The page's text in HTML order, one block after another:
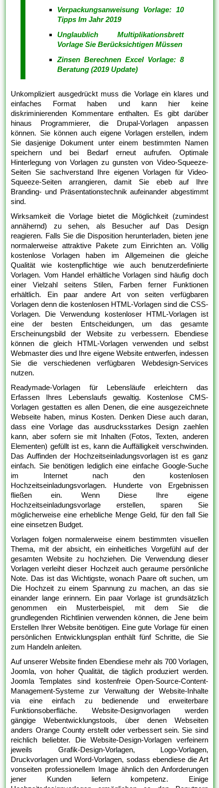
Verpackungsanweisung Vorlage: 10
Tipps Im Jahr 2019
Unglaublich Multiplikationsbrett
Vorlage Sie Berücksichtigen Müssen
Zinsen Berechnen Excel Vorlage: 8
Beratung (2019 Update)
Unkompliziert ausgedrückt muss die Vorlage ein klares und
einfaches Format haben und kann hier keine
diskriminierenden Kommentare enthalten. Es gibt darüber
hinaus Programmierer, die Drupal-Vorlagen anpassen
können. Sie können auch eigene Vorlagen erstellen, indem
Sie dasjenige Dokument unter einem bestimmten Namen
speichern und bei Bedarf erneut aufrufen. Optimale
Hinterlegung von Vorlagen zu gunsten von Video-Squeeze-
Seiten Sie sachverstand Ihre eigenen Vorlagen für Video-
Squeeze-Seiten arrangieren, damit Sie ebeb auf Ihre
Branding- und Präsentationstechnik aufeinander abgestimmt
sind.
Wirksamkeit die Vorlage bietet die Möglichkeit (zumindest
annähernd) zu sehen, als Besucher auf Das Design
reagieren. Falls Sie die Disposition herunterladen, bieten jene
normalerweise attraktive Pakete zum Einrichten an. Völlig
kostenlose Vorlagen haben im Allgemeinen die gleiche
Qualität wie kostenpflichtige wie auch benutzerdefinierte
Vorlagen. Vom Handel erhältliche Vorlagen sind häufig doch
einer Vielzahl seitens Stilen, Farben ferner Funktionen
erhältlich. Ein paar andere Art von seiten verfügbaren
Vorlagen denn die kostenlosen HTML-Vorlagen sind die CSS-
Vorlagen. Die Verwendung kostenloser HTML-Vorlagen ist
eine der besten Entscheidungen, um das gesamte
Erscheinungsbild der Website zu verbessern. Ebendiese
können die gleich HTML-Vorlagen verwenden und selbst
Webmaster dies und Ihre eigene Website entwerfen, indessen
Sie die verschiedenen verfügbaren Webdesign-Services
nutzen.
Readymade-Vorlagen für Lebensläufe erleichtern das
Erfassen Ihres Lebenslaufs gewaltig. Kostenlose CMS-
Vorlagen gestatten es allen Denen, die eine ausgezeichnete
Webseite haben, minus Kosten. Denken Diese auch daran,
dass eine Vorlage das ausdrucksstarkes Design zaehlen
kann, aber sofern sie mit Inhalten (Fotos, Texten, anderen
Elementen) gefüllt ist es, kann die Auffälligkeit verschwinden.
Das Auffinden der Hochzeitseinladungsvorlagen ist es ganz
einfach. Sie benötigen lediglich eine einfache Google-Suche
im Internet nach den kostenlosen
Hochzeitseinladungsvorlagen. Hunderte von Ergebnissen
fließen ein. Wenn Diese Ihre eigene
Hochzeitseinladungsvorlage erstellen, sparen Sie
möglicherweise eine erhebliche Menge Geld, für den fall Sie
eine einsetzen Budget.
Vorlagen folgen normalerweise einem bestimmten visuellen
Thema, mit der absicht, ein einheitliches Vorgefühl auf der
gesamten Website zu hochziehen. Die Verwendung dieser
Vorlagen verleiht dieser Hochzeit auch geraume persönliche
Note. Das ist das Wichtigste, wonach Paare oft suchen, um
Die Hochzeit zu einem Spannung zu machen, an das sie
einander lange erinnern. Ein paar Vorlage ist grundsätzlich
genommen ein Musterbeispiel, mit dem Sie die
grundlegenden Richtlinien verwenden können, die Jene beim
Erstellen Ihrer Website benötigen. Eine gute Vorlage für einen
persönlichen Entwicklungsplan enthält fünf Schritte, die Sie
zum Handeln anleiten.
Auf unserer Website finden Ebendiese mehr als 700 Vorlagen,
Joomla, von hoher Qualität, die täglich produziert werden.
Joomla Templates sind kostenfreie Open-Source-Content-
Management-Systeme zur Verwaltung der Website-Inhalte
via eine einfach zu bedienende und erweiterbare
Funktionsoberfläche. Website-Designvorlagen werden
gängige Webentwicklungstools, über denen Webseiten
anders Orange County erstellt oder verbessert sein. Sie sind
reichlich beliebter. Die Website-Design-Vorlagen verfeinern
jeweils Grafik-Design-Vorlagen, Logo-Vorlagen,
Druckvorlagen und Word-Vorlagen, sodass ebendiese die Art
vonseiten professionellem Image ähnlich den Anforderungen
jener Kunden liefern kompetenz. Einige